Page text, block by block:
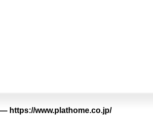
— https://www.plathome.co.jp/